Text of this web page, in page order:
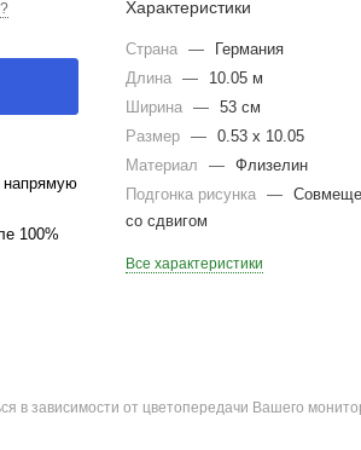
напрямую
100%
Характеристики
Страна —
Германия
Длина —
10.05 м
Ширина — 53 см
Размер — 0.53 x 10.05
Материал
— Флизелин
Подгонка рисунка —
со сдвигом
Все характеристики
в зависимости от цветопередачи Вашего